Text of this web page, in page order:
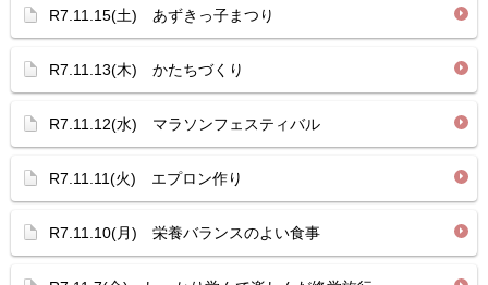
R7.11.15(土) あずきっ子まつり
R7.11.13(木) かたちづくり
R7.11.12(水) マラソンフェスティバル
R7.11.11(火) エプロン作り
R7.11.10(月) 栄養バランスのよい食事